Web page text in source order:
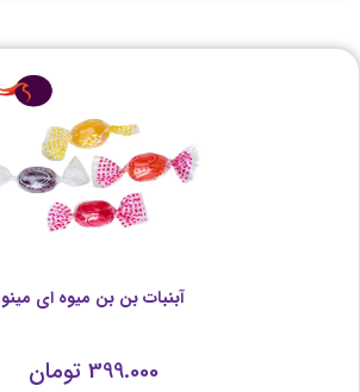
آبنبات بن بن میوه ای مینو
399.000 تومان